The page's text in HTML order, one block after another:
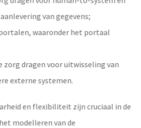
van gegevens;
waaronder het portaal
zorg dragen voor uitwisseling van
externe systemen.
en flexibiliteit zijn cruciaal in de
modelleren van de